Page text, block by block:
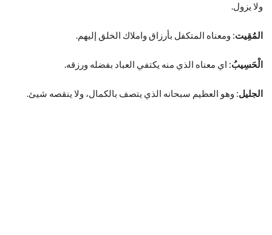
ولا يزول.
المُقِيت: ومعناه المتكفل بأرزاق واملاك الخلق إليهم.
الْحَسِيبُ: اي معناه الذي منه يكتفي العباد بفضله ورزقه.
الجليل: وهو العظيم سبحانه الذي يتصف بالكمال، ولا ينقصه شيئ.